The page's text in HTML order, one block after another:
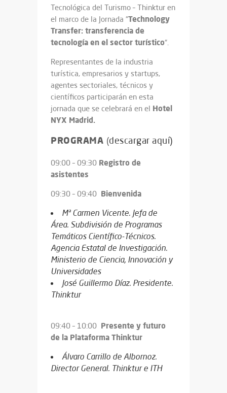
Tecnológica del Turismo – Thinktur en
el marco de la Jornada “Technology
Transfer: transferencia de
tecnología en el sector turístico“.
Representantes de la industria
turística, empresarios y startups,
agentes sectoriales, técnicos y
científicos participarán en esta
jornada que se celebrará en el Hotel
NYX Madrid.
PROGRAMA (descargar aquí)
09:00 – 09:30 Registro de
asistentes
09:30 – 09:40 Bienvenida
Mª Carmen Vicente. Jefa de
Área. Subdivisión de Programas
Temáticos Científico-Técnicos.
Agencia Estatal de Investigación.
Ministerio de Ciencia, Innovación y
Universidades
José Guillermo Díaz. Presidente.
Thinktur
09:40 – 10:00 Presente y futuro
de la Plataforma Thinktur
Álvaro Carrillo de Albornoz.
Director General. Thinktur e ITH